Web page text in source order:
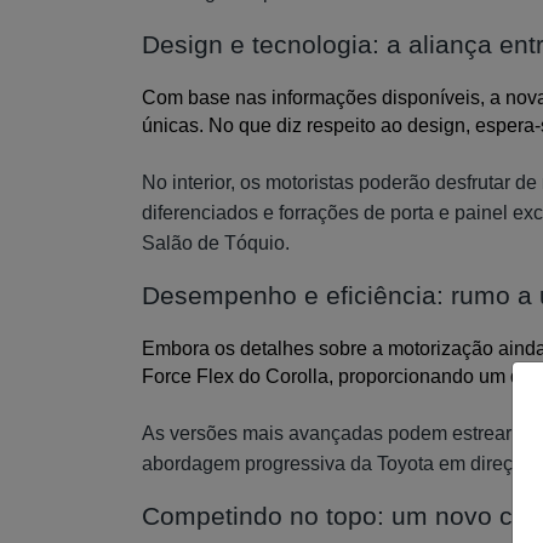
Design e tecnologia: a aliança
Com base nas informações disponíveis, a
únicas. No que diz respeito ao design,
No interior, os motoristas poderão desfrutar
diferenciados e forrações de porta e painel
Salão de Tóquio.
Desempenho e eficiência: rumo
Embora os detalhes sobre a motorização
Force Flex do Corolla, proporcionando um
As versões mais avançadas podem estrear
abordagem progressiva da Toyota em direção
Competindo no topo: um novo